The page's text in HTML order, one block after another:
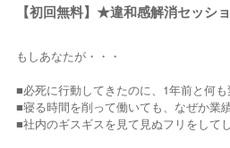
【初回無料】★違和感解消セッシ
もしあなたが・・・
■必死に行動してきたのに、1年前と何
■寝る時間を削って働いても、なぜか業
■社内のギスギスを見て見ぬフリをして